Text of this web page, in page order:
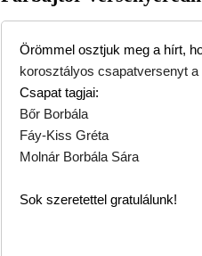
Örömmel osztjuk meg a hírt,
korosztályos csapatversenyt
Csapat tagjai:
Bőr Borbála
Fáy-Kiss Gréta
Molnár Borbála Sára
Sok szeretettel gratulálunk!